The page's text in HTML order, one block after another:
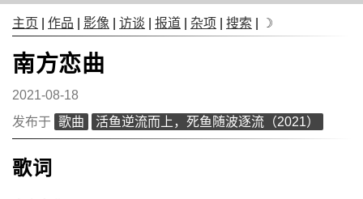
主页 作品 影像 访谈 报道 杂项 搜索 ☽
南方恋曲
2021-08-18
发布于 歌曲 活鱼逆流而上，死鱼随波逐流（2021）
歌词